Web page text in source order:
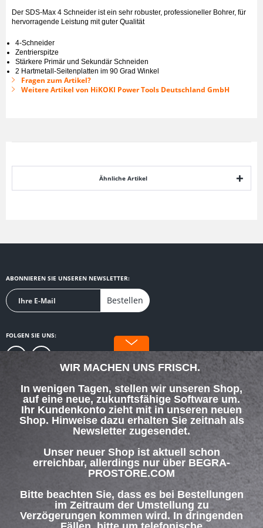
Der SDS-Max 4 Schneider ist ein sehr robuster, professioneller Bohrer, für
hervorragende Leistung mit guter Qualität
4-Schneider
Zentrierspitze
Stärkere Primär und Sekundär Schneiden
2 Hartmetall-Seitenplatten im 90 Grad Winkel
Fragen zum Artikel?
Weitere Artikel von HiKOKI Power Tools Deutschland GmbH
Ähnliche Artikel
ABONNIEREN SIE UNSEREN NEWSLETTER:
Bestellen
FOLGEN SIE UNS:
WIR MACHEN UNS FRISCH.
In wenigen Tagen, stellen wir unseren Shop,
auf eine neue, zukunftsfähige Software um.
Ihr Kundenkonto zieht mit in unseren neuen
Shop. Hinweise dazu erhalten Sie zeitnah als
Newsletter zugesendet.
Unser neuer Shop ist aktuell schon
erreichbar, allerdings nur über BEGRA-
PROSTORE.COM
Bitte beachten Sie, dass es bei Bestellungen
im Zeitraum der Umstellung zu
Verzögerungen kommen wird. In dringenden
SERVICE HOTLINE
INFORMATIONEN
Über uns Hilfe / Support Kontakt